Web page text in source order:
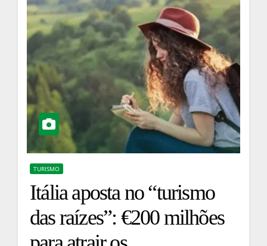
TURISMO
Itália aposta no “turismo
das raízes”: €200 milhões